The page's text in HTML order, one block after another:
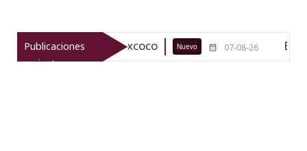
Publicaciones
recientes
de Texcoco Nuevo 07-08-26 El viaje del